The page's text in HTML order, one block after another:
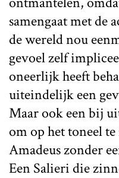
samengaat met de
de wereld nou
gevoel zelf
oneerlijk heeft
uiteindelijk een
Maar ook een bij
om op het toneel
Amadeus zonder
Een Salieri die